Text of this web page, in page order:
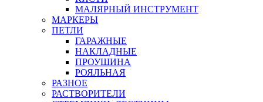
МАЛЯРНЫЙ ИНСТРУМЕНТ
МАРКЕРЫ
ПЕТЛИ
ГАРАЖНЫЕ
НАКЛАДНЫЕ
ПРОУШИНА
РОЯЛЬНАЯ
РАЗНОЕ
РАСТВОРИТЕЛИ